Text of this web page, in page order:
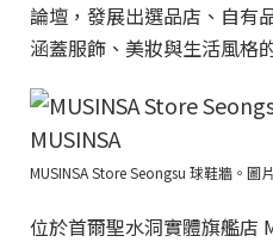
論壇，發展出選品店、自有
涵蓋服飾、美妝與生活風格
MUSINSA Store Seongsu 球鞋牆。圖
位於首爾聖水洞實體旗艦店